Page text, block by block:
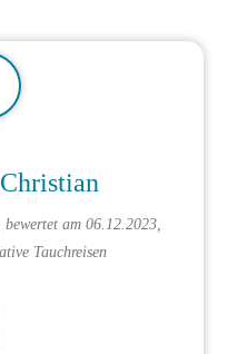
am 06.12.2023,
Tauchreisen